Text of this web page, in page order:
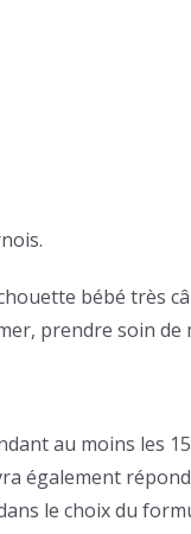
bébé très
prendre soin
au moins les 15
également
le choix du